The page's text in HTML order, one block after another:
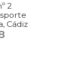
2
Cádiz